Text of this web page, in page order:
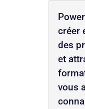
créer
des
et
vous